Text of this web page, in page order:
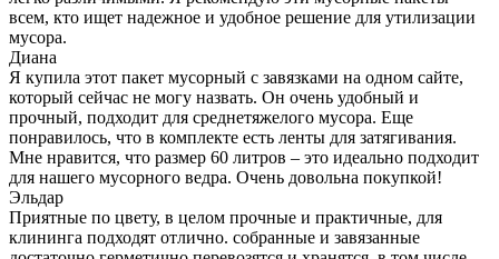
всем, кто ищет надежное и удобное решение для утилизации
мусора.
Диана
Я купила этот пакет мусорный с завязками на одном сайте,
который сейчас не могу назвать. Он очень удобный и
прочный, подходит для среднетяжелого мусора. Еще
понравилось, что в комплекте есть ленты для затягивания.
Мне нравится, что размер 60 литров – это идеально подходит
для нашего мусорного ведра. Очень довольна покупкой!
Эльдар
Приятные по цвету, в целом прочные и практичные, для
клининга подходят отлично. собранные и завязанные